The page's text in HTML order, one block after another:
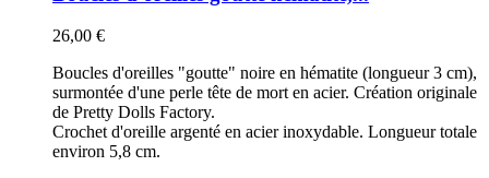
26,00 €
Boucles d'oreilles "goutte" noire en hématite (longueur 3 cm),
surmontée d'une perle tête de mort en acier. Création originale
de Pretty Dolls Factory.
Crochet d'oreille argenté en acier inoxydable. Longueur totale
environ 5,8 cm.